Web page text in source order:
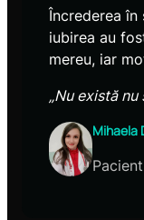
Încrederea în
iubirea au
mereu, iar
„Nu există nu
Mihaela